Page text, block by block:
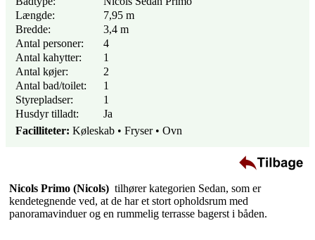
Længde:
7,95 m
Bredde:
3,4 m
Antal personer:
4
Antal kahytter:
1
Antal køjer:
2
Antal bad/toilet:
1
Styrepladser:
1
Husdyr tilladt:
Ja
Facilliteter: Køleskab • Fryser • Ovn
Nicols Primo (Nicols) tilhører kategorien Sedan, som er
kendetegnende ved, at de har et stort opholdsrum med
panoramavinduer og en rummelig terrasse bagerst i båden.